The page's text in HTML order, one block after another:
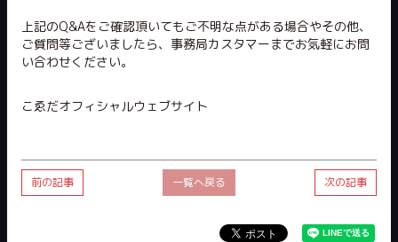
上記のQ&Aをご確認頂いてもご不明な点がある場合やその他、
ご質問等ございましたら、事務局カスタマーまでお気軽にお問
い合わせください。
こゑだオフィシャルウェブサイト
次の記事
一覧へ戻る
前の記事